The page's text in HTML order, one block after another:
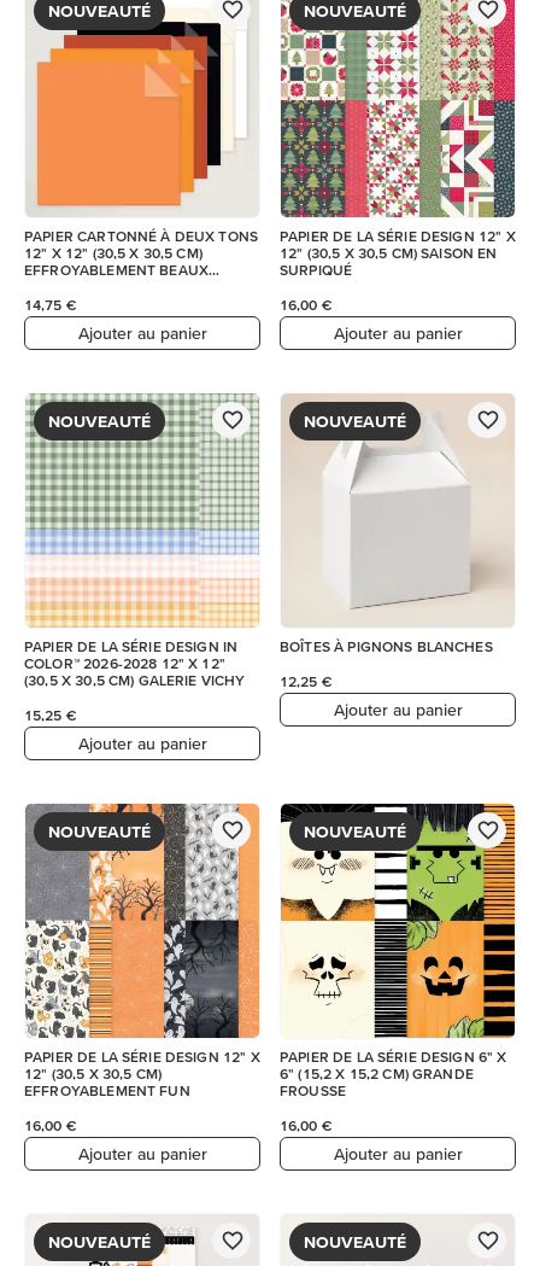
NOUVEAUTÉ
PAPIER CARTONNÉ À DEUX TONS
12" X 12" (30,5 X 30,5 CM)
EFFROYABLEMENT BEAUX
14,75 €
Ajouter au panier
NOUVEAUTÉ
PAPIER DE LA SÉRIE DESIGN 12" X
12" (30,5 X 30,5 CM) SAISON EN
SURPIQUÉ
16,00 €
Ajouter au panier
NOUVEAUTÉ
PAPIER DE LA SÉRIE DESIGN IN
COLOR™ 2026-2028 12" X 12"
(30,5 X 30,5 CM) GALERIE VICHY
15,25 €
Ajouter au panier
NOUVEAUTÉ
BOÎTES À PIGNONS BLANCHES
12,25 €
Ajouter au panier
NOUVEAUTÉ
PAPIER DE LA SÉRIE DESIGN 12" X
12" (30,5 X 30,5 CM)
EFFROYABLEMENT FUN
16,00 €
Ajouter au panier
NOUVEAUTÉ
PAPIER DE LA SÉRIE DESIGN 6" X
6" (15,2 X 15,2 CM) GRANDE
FROUSSE
16,00 €
Ajouter au panier
NOUVEAUTÉ NOUVEAUTÉ